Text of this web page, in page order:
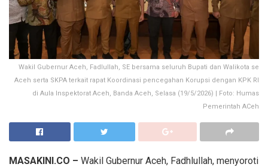
Wakil Gubernur Aceh, Fadlullah, SE bersama seluruh Bupati dan Walikota se
Aceh serta SKPA terkait rapat Koordinasi pencegahan Korupsi dengan KPK RI
di Aula Inspektorat Aceh, Banda Aceh, Selasa (19/5/2026) | Foto: Humas
Pemerintah ACeh
MASAKINI.CO – Wakil Gubernur Aceh, Fadhlullah, menyoroti